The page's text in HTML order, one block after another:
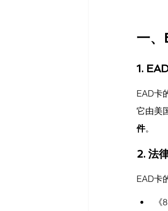
一、
1.
EAD卡
它由美
件。
2. 法
EAD卡